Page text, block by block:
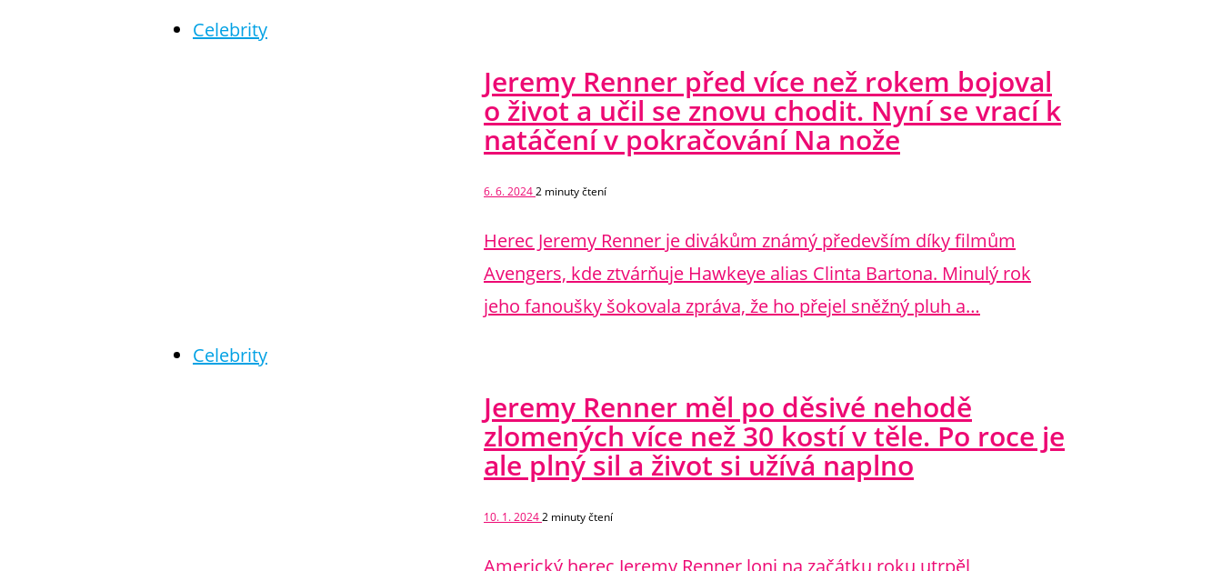
Celebrity
Jeremy Renner před více než rokem bojoval
o život a učil se znovu chodit. Nyní se vrací k
natáčení v pokračování Na nože
6. 6. 20242 minuty čtení
Herec Jeremy Renner je divákům známý především díky filmům
Avengers, kde ztvárňuje Hawkeye alias Clinta Bartona. Minulý rok
jeho fanoušky šokovala zpráva, že ho přejel sněžný pluh a…
Celebrity
Jeremy Renner měl po děsivé nehodě
zlomených více než 30 kostí v těle. Po roce je
ale plný sil a život si užívá naplno
10. 1. 20242 minuty čtení
Americký herec Jeremy Renner loni na začátku roku utrpěl